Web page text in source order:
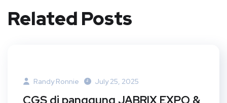
Related Posts
Randy Ronnie July 25, 2025